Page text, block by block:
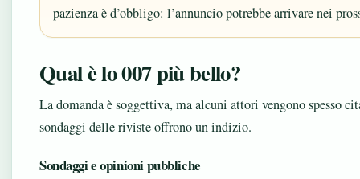
pazienza è d’obbligo: l’annuncio potrebbe arrivare nei
Qual è lo 007 più bello?
La domanda è soggettiva, ma alcuni attori vengono spesso
sondaggi delle riviste offrono un indizio.
Sondaggi e opinioni pubbliche